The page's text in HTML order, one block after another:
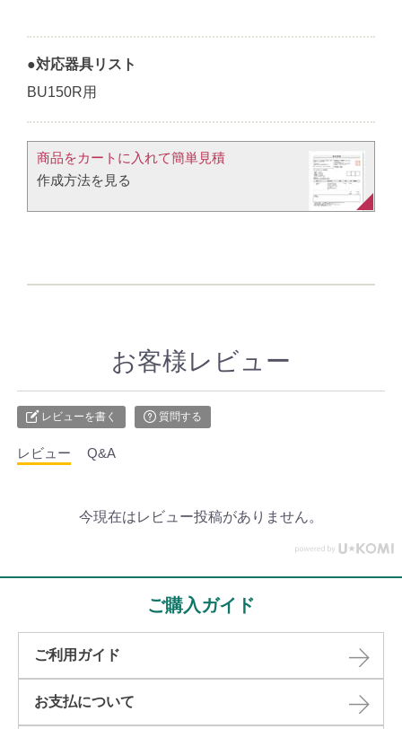
●対応器具リスト
BU150R用
商品をカートに入れて簡単見積​
作成方法を見る​​
お客様レビュー
レビューを書く 質問する
レビュー Q&A
今現在はレビュー投稿がありません。
ご購入ガイド
ご利用ガイド
お支払について